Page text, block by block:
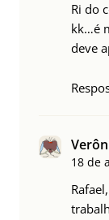
Ri do
kk…é
deve
18 de